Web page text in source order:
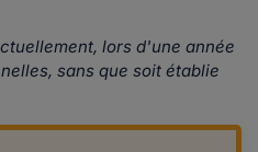
lors d'une année
sans que soit établie